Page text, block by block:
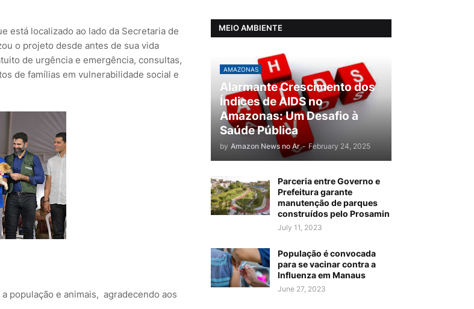
está localizado ao lado da Secretaria de
o projeto desde antes de sua vida
de urgência e emergência, consultas,
de famílias em vulnerabilidade social e
população e animais, agradecendo aos
MEIO AMBIENTE
AMAZONAS
Alarmante Crescimento dos
Índices de AIDS no
Amazonas: Um Desafio à
Saúde Pública
by Amazon News no Ar - February 24, 2025
Parceria entre Governo e
Prefeitura garante
manutenção de parques
construídos pelo Prosamin
July 11, 2023
População é convocada
para se vacinar contra a
Influenza em Manaus
June 27, 2023